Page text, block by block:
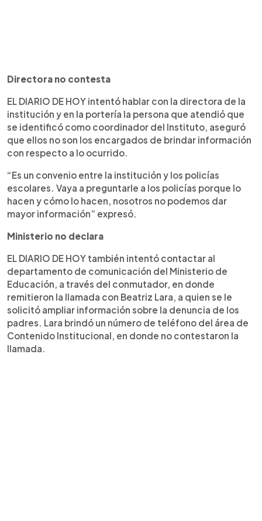
Directora no contesta
EL DIARIO DE HOY intentó hablar con la directora de la
institución y en la portería la persona que atendió que
se identificó como coordinador del Instituto, aseguró
que ellos no son los encargados de brindar información
con respecto a lo ocurrido.
“Es un convenio entre la institución y los policías
escolares. Vaya a preguntarle a los policías porque lo
hacen y cómo lo hacen, nosotros no podemos dar
mayor información” expresó.
Ministerio no declara
EL DIARIO DE HOY también intentó contactar al
departamento de comunicación del Ministerio de
Educación, a través del conmutador, en donde
remitieron la llamada con Beatriz Lara, a quien se le
solicitó ampliar información sobre la denuncia de los
padres. Lara brindó un número de teléfono del área de
Contenido Institucional, en donde no contestaron la
llamada.